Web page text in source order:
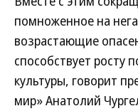
помноженное на
возрастающие
способствует росту
культуры, говорит
мир» Анатолий